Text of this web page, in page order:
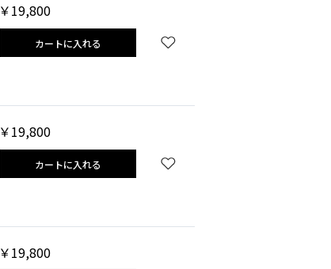
￥19,800
カートに入れる
￥19,800
カートに入れる
￥19,800